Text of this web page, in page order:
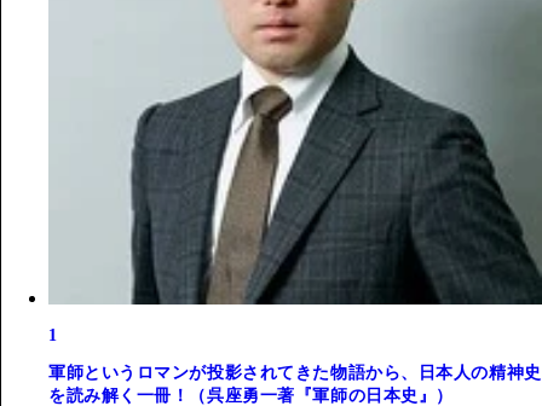
1
軍師というロマンが投影されてきた物語から、日本人の精神史
を読み解く一冊！（呉座勇一著『軍師の日本史』）